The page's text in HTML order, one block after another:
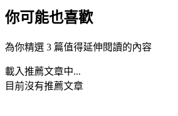
你可能也喜歡
為你精選 3 篇值得延伸閱讀的內容
載入推薦文章中...
目前沒有推薦文章